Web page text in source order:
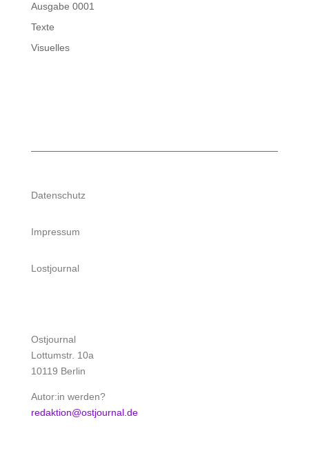
Ausgabe 0001
Texte
Visuelles
Datenschutz
Impressum
Lostjournal
Ostjournal
Lottumstr. 10a
10119 Berlin
Autor:in werden?
redaktion@ostjournal.de